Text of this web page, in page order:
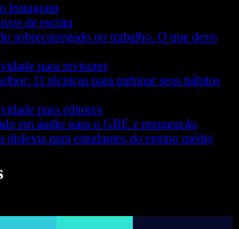
Instagram
de escrita
sobrecarregado no trabalho. O que devo
para revisores
11 técnicas para turbinar seus hábitos
para editores
em áudio para o GRE e preparação
dislexia para estudantes do ensino médio